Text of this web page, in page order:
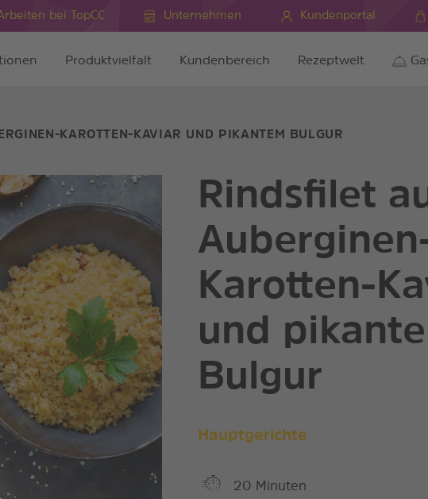
bei TopCC Unternehmen Kundenportal
Produktvielfalt Kundenbereich Rezeptwelt
KAROTTEN-KAVIAR UND PIKANTEM BULGUR
Rindsfilet
Karotten-
und
Bulgur
Hauptgerichte
20 Minuten